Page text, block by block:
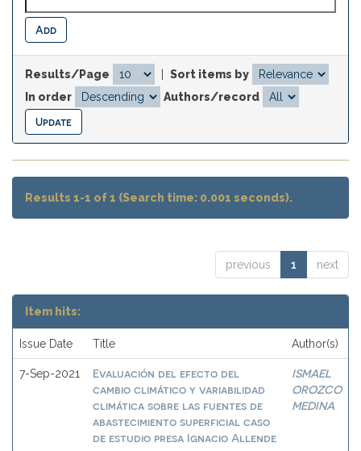
Results/Page
Sort items by
In order
Authors/record
Results 1-1 of 1 (Search time: 0.001 seconds).
previous 1 next
Item hits:
Issue Date Title Author(s)
7-Sep-2021
Evaluación del efecto del
cambio climático y variabilidad
climática sobre las fuentes de
abastecimiento superficial caso
de estudio presa Ignacio Allende
ISMAEL
OROZCO
MEDINA